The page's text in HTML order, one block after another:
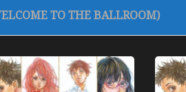
TO THE BALLROOM)